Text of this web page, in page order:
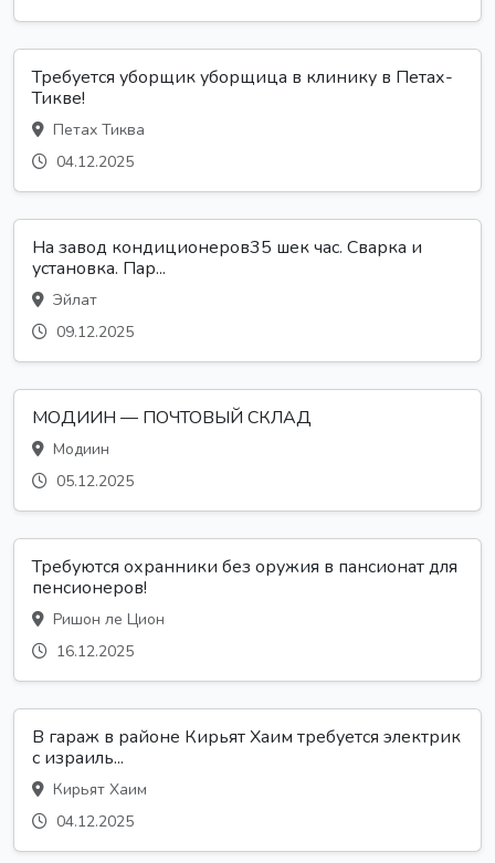
Требуется уборщик уборщица в клинику в Петах-
Тикве!
Петах Тиква
04.12.2025
На завод кондиционеров35 шек час. Сварка и
установка. Пар...
Эйлат
09.12.2025
МОДИИН — ПОЧТОВЫЙ СКЛАД
Модиин
05.12.2025
Требуются охранники без оружия в пансионат для
пенсионеров!
Ришон ле Цион
16.12.2025
В гараж в районе Кирьят Хаим требуется электрик
с израиль...
Кирьят Хаим
04.12.2025